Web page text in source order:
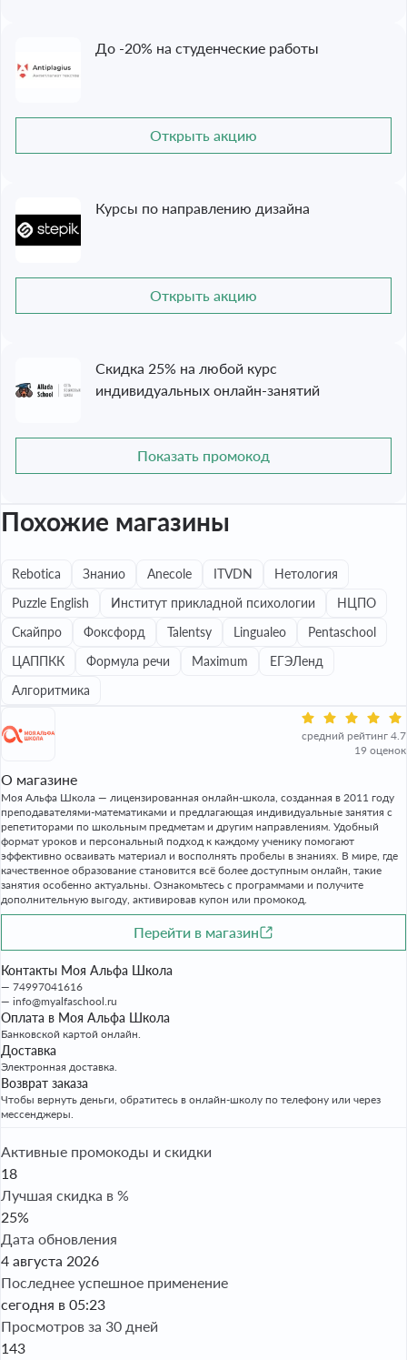
До -20% на студенческие работы
Открыть акцию
Курсы по направлению дизайна
Открыть акцию
Скидка 25% на любой курс
индивидуальных онлайн-занятий
Показать промокод
Похожие магазины
Rebotica Знанио Anecole ITVDN
Нетология
Puzzle English
Институт прикладной психологии
НЦПО
Скайпро
Фоксфорд Talentsy Lingualeo
Pentaschool
ЦАППКК
Формула речи Maximum
ЕГЭЛенд
Алгоритмика
средний рейтинг 4.7
19 оценок
О магазине
Моя Альфа Школа — лицензированная онлайн-школа, созданная в 2011 году
преподавателями-математиками и предлагающая индивидуальные занятия с
репетиторами по школьным предметам и другим направлениям. Удобный
формат уроков и персональный подход к каждому ученику помогают
эффективно осваивать материал и восполнять пробелы в знаниях. В мире, где
качественное образование становится всё более доступным онлайн, такие
занятия особенно актуальны. Ознакомьтесь с программами и получите
дополнительную выгоду, активировав купон или промокод.
Перейти в магазин
Контакты Моя Альфа Школа
74997041616
info@myalfaschool.ru
Оплата в Моя Альфа Школа
Банковской картой онлайн.
Доставка
Электронная доставка.
Возврат заказа
Чтобы вернуть деньги, обратитесь в онлайн-школу по телефону или через
мессенджеры.
Активные промокоды и скидки
18
Лучшая скидка в %
25%
Дата обновления
4 августа 2026
Последнее успешное применение
сегодня в 05:23
Просмотров за 30 дней
143